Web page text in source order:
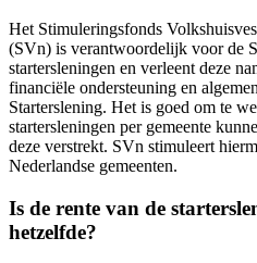
Het Stimuleringsfonds
(SVn) is verantwoordelijk voor de
startersleningen en verleent deze
financiële ondersteuning en
Starterslening. Het is goed om te
startersleningen per gemeente
deze verstrekt. SVn stimuleert
Nederlandse gemeenten.
Is de rente van de
hetzelfde?